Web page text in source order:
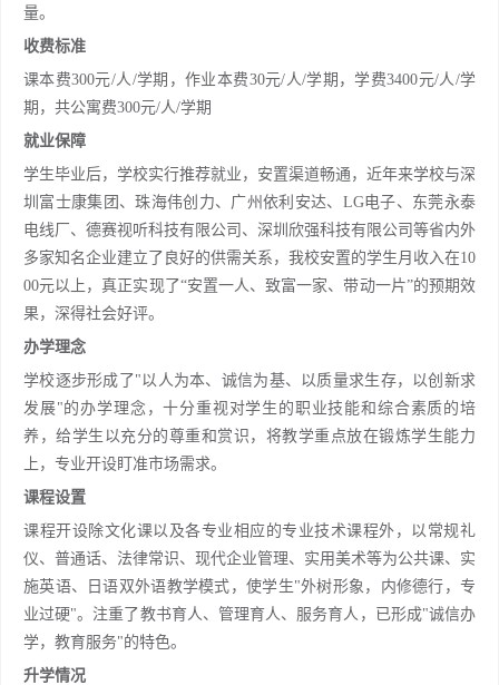
量。
收费标准
课本费300元/人/学期，作业本费30元/人/学期，学费3400元/人/学
期，共公寓费300元/人/学期
就业保障
学生毕业后，学校实行推荐就业，安置渠道畅通，近年来学校与深
圳富士康集团、珠海伟创力、广州依利安达、LG电子、东莞永泰
电线厂、德赛视听科技有限公司、深圳欣强科技有限公司等省内外
多家知名企业建立了良好的供需关系，我校安置的学生月收入在10
00元以上，真正实现了“安置一人、致富一家、带动一片”的预期效
果，深得社会好评。
办学理念
学校逐步形成了"以人为本、诚信为基、以质量求生存，以创新求
发展"的办学理念，十分重视对学生的职业技能和综合素质的培
养，给学生以充分的尊重和赏识，将教学重点放在锻炼学生能力
上，专业开设盯准市场需求。
课程设置
课程开设除文化课以及各专业相应的专业技术课程外，以常规礼
仪、普通话、法律常识、现代企业管理、实用美术等为公共课、实
施英语、日语双外语教学模式，使学生"外树形象，内修德行，专
业过硬"。注重了教书育人、管理育人、服务育人，已形成"诚信办
学，教育服务"的特色。
升学情况